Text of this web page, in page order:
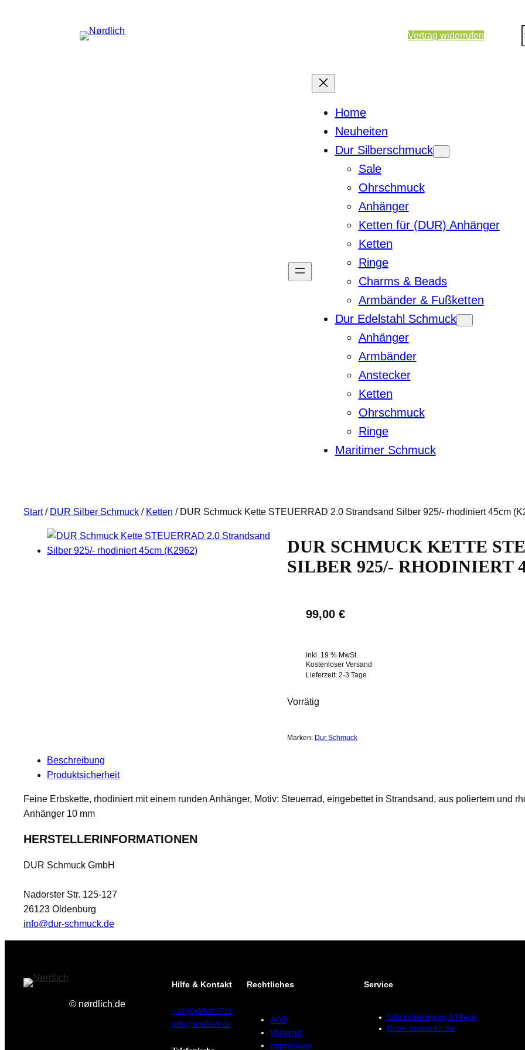
Vertrag widerrufen
Home
Neuheiten
Dur Silberschmuck
Sale
Ohrschmuck
Anhänger
Ketten für (DUR) Anhänger
Ketten
Ringe
Charms & Beads
Armbänder & Fußketten
Dur Edelstahl Schmuck
Anhänger
Armbänder
Anstecker
Ketten
Ohrschmuck
Ringe
Maritimer Schmuck
Start/ DUR Silber Schmuck / Ketten / DUR Schmuck Kette STEUERRAD 2.0 Strandsand Silber 925/- rhodiniert 45cm
DUR SCHMUCK KETTE
SILBER 925/- RHODINIERT
99,00 €
inkl. 19 % MwSt.
Kostenloser Versand
Lieferzeit: 2-3 Tage
Vorrätig
Marken: Dur Schmuck
Beschreibung
Produktsicherheit
Feine Erbskette, rhodiniert mit einem runden Anhänger, Motiv: Steuerrad, eingebettet in Strandsand, aus poliertem und
Anhänger 10 mm
HERSTELLERINFORMATIONEN
DUR Schmuck GmbH
Nadorster Str. 125-127
26123 Oldenburg
info@dur-schmuck.de
© nørdlich.de
Hilfe & Kontakt
+49 (0)4362 5751
info@nordlich.de
Rechtliches
AGB
Widerruf
Impressum
Service
Schmuckreinigung & Pflege
Unser Service für Sie